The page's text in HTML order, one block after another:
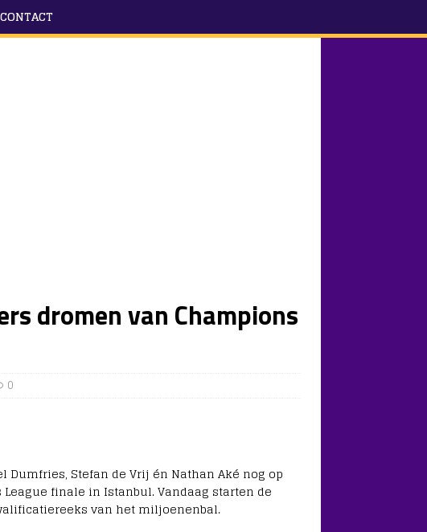
CONTACT
dromen van Champions
0
Stefan de Vrij én Nathan Aké nog op
finale in Istanbul. Vandaag starten de
van het miljoenenbal.